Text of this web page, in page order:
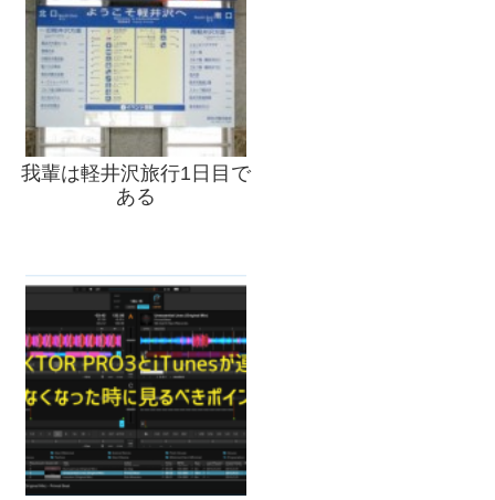
我輩は軽井沢旅行1日目で
ある